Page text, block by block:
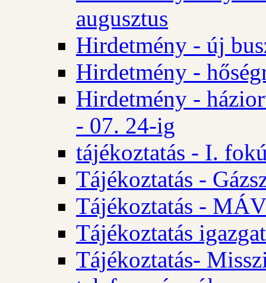
augusztus
Hirdetmény - új
Hirdetmény -
Hirdetmény -
- 07. 24-ig
tájékoztatás - I.
Tájékoztatás -
Tájékoztatás -
Tájékoztatás
Tájékoztatás-